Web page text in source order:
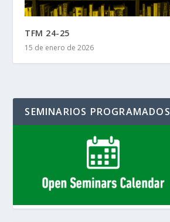
TFM 24-25
15 de enero de 2026
SEMINARIOS PROGRAMADOS